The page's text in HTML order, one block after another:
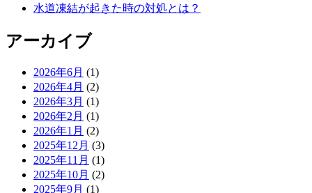
水道凍結が起きた時の対処とは？
アーカイブ
2026年6月 (1)
2026年4月 (2)
2026年3月 (1)
2026年2月 (1)
2026年1月 (2)
2025年12月 (3)
2025年11月 (1)
2025年10月 (2)
2025年9月 (1)